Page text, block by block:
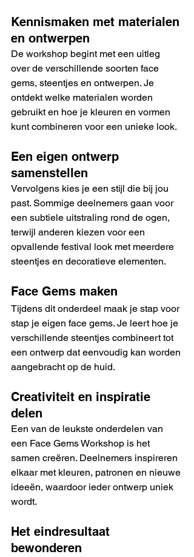
Kennismaken met materialen
en ontwerpen
De workshop begint met een uitleg
over de verschillende soorten face
gems, steentjes en ontwerpen. Je
ontdekt welke materialen worden
gebruikt en hoe je kleuren en vormen
kunt combineren voor een unieke look.
Een eigen ontwerp
samenstellen
Vervolgens kies je een stijl die bij jou
past. Sommige deelnemers gaan voor
een subtiele uitstraling rond de ogen,
terwijl anderen kiezen voor een
opvallende festival look met meerdere
steentjes en decoratieve elementen.
Face Gems maken
Tijdens dit onderdeel maak je stap voor
stap je eigen face gems. Je leert hoe je
verschillende steentjes combineert tot
een ontwerp dat eenvoudig kan worden
aangebracht op de huid.
Creativiteit en inspiratie
delen
Een van de leukste onderdelen van
een Face Gems Workshop is het
samen creëren. Deelnemers inspireren
elkaar met kleuren, patronen en nieuwe
ideeën, waardoor ieder ontwerp uniek
wordt.
Het eindresultaat
bewonderen